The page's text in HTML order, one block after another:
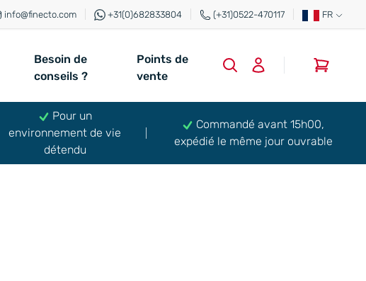
info@finecto.com +31(0)682833804 (+31)0522-470117 FR
Besoin de
conseils ?
Points de
vente
Pour un
environnement de vie
détendu
Commandé avant 15h00,
expédié le même jour ouvrable